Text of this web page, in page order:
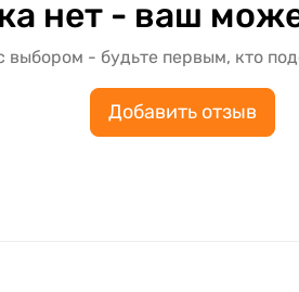
нет - ваш
выбором - будьте первым, кто
Добавить отзыв